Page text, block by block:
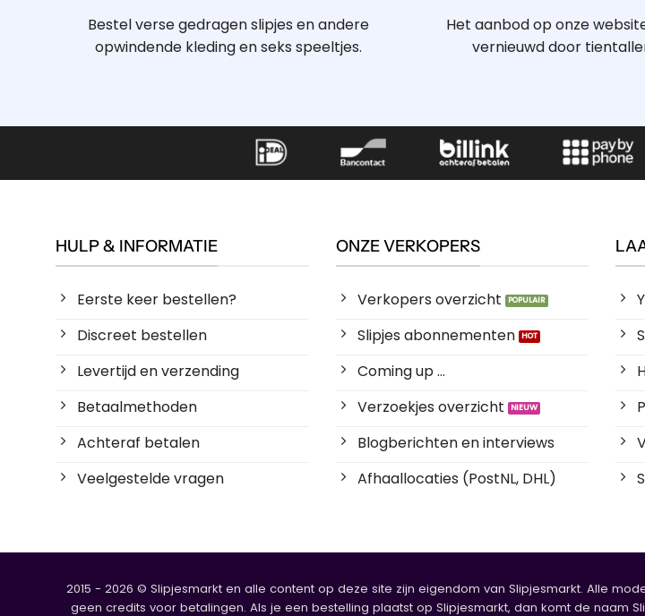
Bestel verse gedragen slipjes en andere
opwindende kleding en seks speeltjes.
Het aanbod op onze
vernieuwd door
HULP & INFORMATIE
Eerste keer bestellen?
Discreet bestellen
Levertijd en verzending
Betaalmethoden
Achteraf betalen
Veelgestelde vragen
ONZE VERKOPERS
Verkopers overzicht
Slipjes abonnementen
Coming up ...
Verzoekjes overzicht
Blogberichten en interviews
Afhaallocaties (PostNL, DHL)
2015 - 2026 © Slipjesmarkt en alle content op deze site zijn eigendom van Slipjesmarkt. Alle
geen credits voor betalingen. Als je een bestelling plaatst op Slipjesmarkt, dan komt de naam